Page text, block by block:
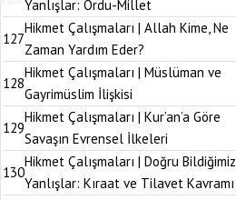
Yanlışlar: Ordu-Millet
127
Hikmet Çalışmaları | Allah Kime, Ne
Zaman Yardım Eder?
128
Hikmet Çalışmaları | Müslüman ve
Gayrimüslim İlişkisi
129
Hikmet Çalışmaları | Kur’an’a Göre
Savaşın Evrensel İlkeleri
130
Hikmet Çalışmaları | Doğru Bildiğimiz
Yanlışlar: Kıraat ve Tilavet Kavramı